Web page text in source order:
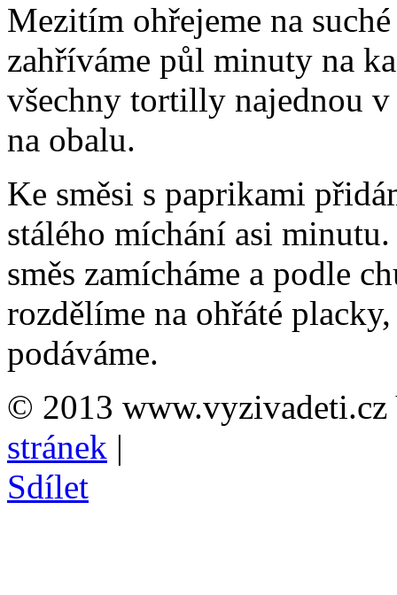
Mezitím ohřejeme na
zahříváme půl minuty na
všechny tortilly najednou
na obalu.
Ke směsi s paprikami
stálého míchání asi
směs zamícháme a podle
rozdělíme na ohřáté
podáváme.
© 2013 www.vyzivadeti.cz
stránek |
Sdílet